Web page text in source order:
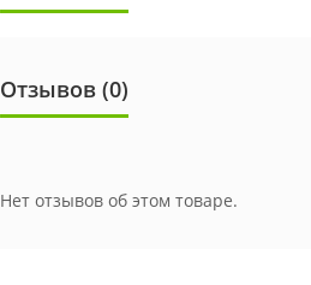
Отзывов (0)
Нет отзывов об этом товаре.